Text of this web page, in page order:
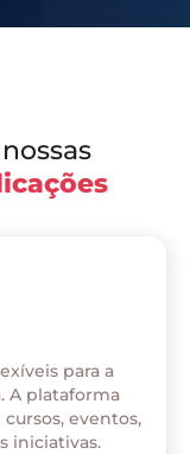
para a
A plataforma
eventos,
iniciativas.